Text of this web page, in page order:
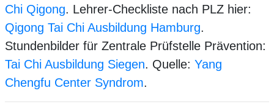
Chi Qigong. Lehrer-Checkliste nach PLZ hier:
Qigong Tai Chi Ausbildung Hamburg.
Stundenbilder für Zentrale Prüfstelle Prävention:
Tai Chi Ausbildung Siegen. Quelle: Yang
Chengfu Center Syndrom.